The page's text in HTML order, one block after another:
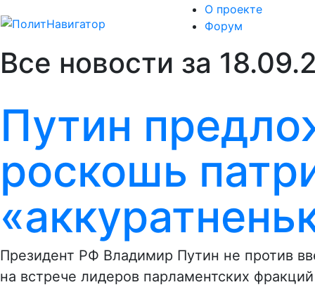
О проекте
Форум
Все новости за
Путин
роскошь
Президент РФ Владимир Путин не против
на встрече лидеров парламентских